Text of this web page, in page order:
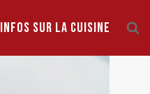
INFOS SUR LA CUISINE